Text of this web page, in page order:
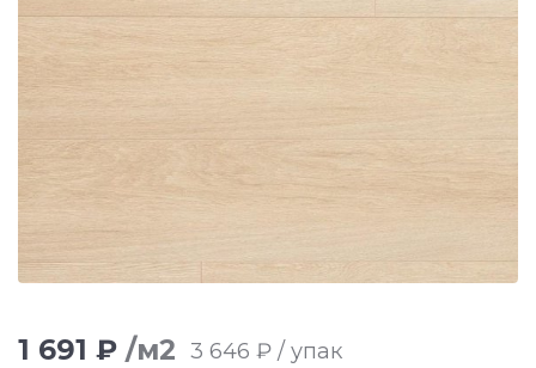
1 691 ₽ /м2 3 646 ₽ / упак